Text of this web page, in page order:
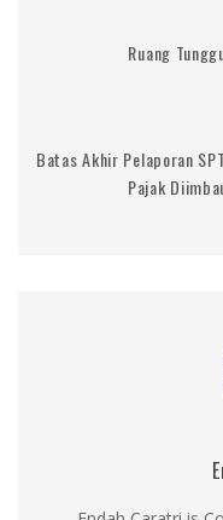
Ruang
Batas Akhir Pelaporan
Pajak